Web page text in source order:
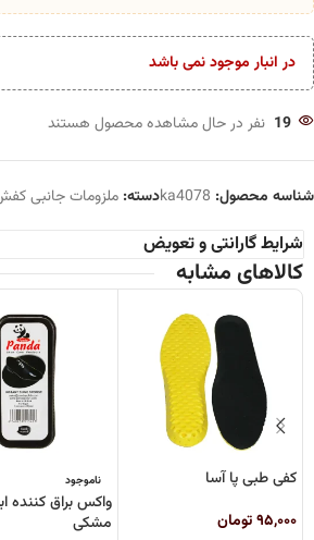
در انبار موجود نمی باشد
19 نفر در حال مشاهده محصول هستند
شناسه محصول: ka4078دسته: ملزومات جانبی
شرایط گارانتی و تعویض
کالاهای مشابه
کفی طبی پا آسا
۹۵,۰۰۰تومان
ناموجود
واکس براق کننده
مشکی